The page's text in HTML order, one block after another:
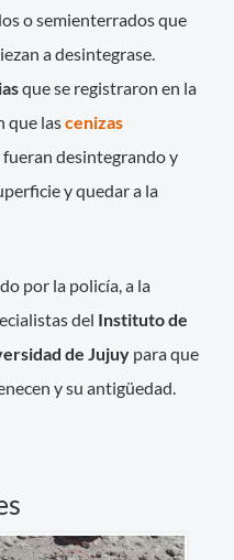
o semienterrados que
a desintegrase.
que se registraron en la
que lascenizas
desintegrando y
y quedar a la
por la policía, a la
del Instituto de
de Jujuy para que
y su antigüedad.